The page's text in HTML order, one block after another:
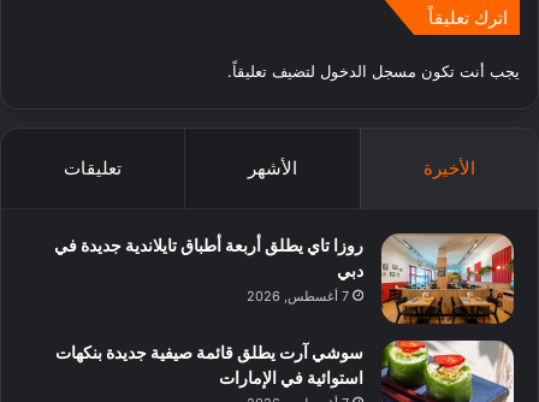
اترك تعليقاً
يجب أنت تكون مسجل الدخول لتضيف تعليقاً.
الأخيرة الأشهر تعليقات
روزا تاي يطلق أربعة أطباق تايلاندية جديدة في
دبي
7 أغسطس, 2026
سوشي آرت يطلق قائمة صيفية جديدة بنكهات
استوائية في الإمارات